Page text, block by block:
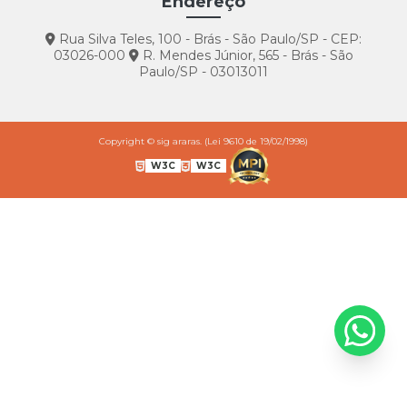
Rua Silva Teles, 100 - Brás - São Paulo/SP - CEP:
03026-000
R. Mendes Júnior, 565 - Brás - São
Paulo/SP - 03013011
Copyright © sig araras. (Lei 9610 de 19/02/1998)
W3C W3C